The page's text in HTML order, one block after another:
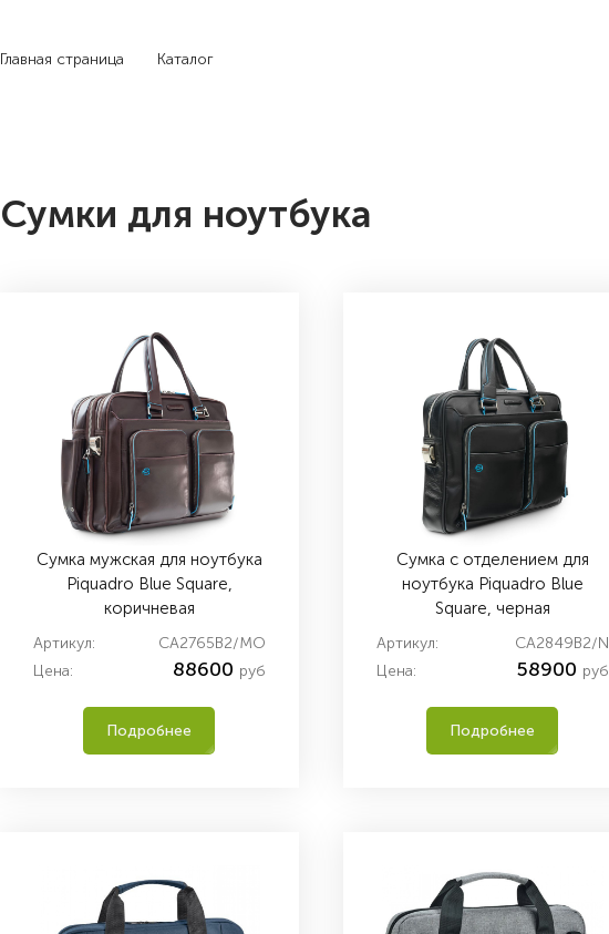
Главная страница Каталог
Сумки для ноутбука
Сумка мужская для ноутбука
Piquadro Blue Square,
коричневая
Артикул:
CA2765B2/MO
Цена:
88600 руб
Подробнее
Сумка с отделением для
ноутбука Piquadro Blue
Square, черная
Артикул:
CA2849B2/N
Цена:
58900 руб
Подробнее